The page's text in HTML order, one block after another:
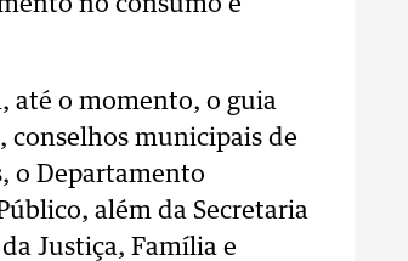
no consumo e
até o momento, o guia
conselhos municipais de
o Departamento
além da Secretaria
Justiça, Família e